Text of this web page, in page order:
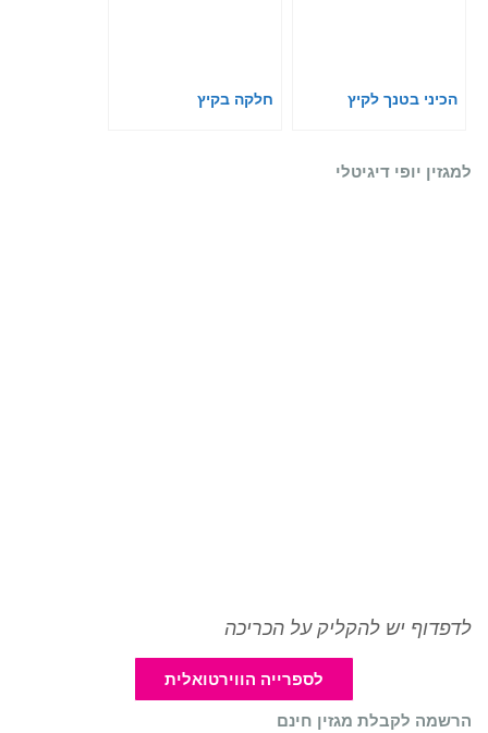
הכיני בטנך לקיץ חלקה בקיץ
למגזין יופי דיגיטלי
לדפדוף יש להקליק על הכריכה
לספרייה הווירטואלית
הרשמה לקבלת מגזין חינם